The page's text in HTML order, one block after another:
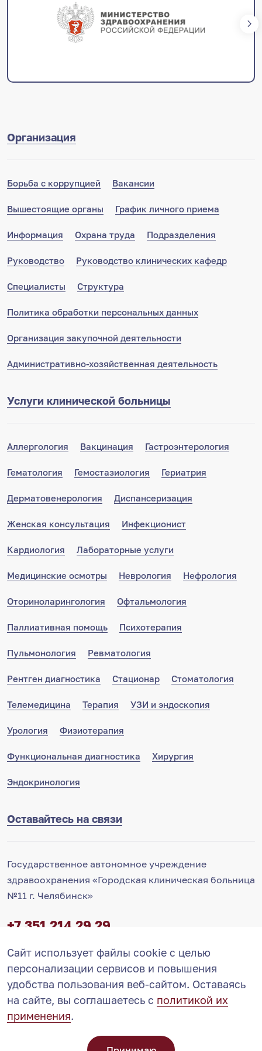
Сайт использует файлы cookie с целью
персонализации сервисов и повышения
удобства пользования веб-сайтом. Оставаясь
на сайте, вы соглашаетесь с политикой их
применения.
Организация
Борьба с коррупцией Вакансии
Вышестоящие органы График личного приема
Информация Охрана труда Подразделения
Руководство Руководство клинических кафедр
Специалисты Структура
Политика обработки персональных данных
Организация закупочной деятельности
Административно-хозяйственная деятельность
Услуги клинической больницы
Аллергология Вакцинация Гастроэнтерология
Гематология Гемостазиология Гериатрия
Дерматовенерология Диспансеризация
Женская консультация Инфекционист
Кардиология Лабораторные услуги
Медицинские осмотры Неврология Нефрология
Оториноларингология Офтальмология
Паллиативная помощь Психотерапия
Пульмонология Ревматология
Рентген диагностика Стационар Стоматология
Телемедицина Терапия УЗИ и эндоскопия
Урология Физиотерапия
Функциональная диагностика Хирургия
Эндокринология
Оставайтесь на связи
Государственное автономное учреждение
здравоохранения «Городская клиническая больница
№11 г. Челябинск»
+7 351 214 29 29
info@11-gkb.ru Запись на прием ВКонтакте
© ГАУЗ ГКБ №11 2002-2026 Карта сайта